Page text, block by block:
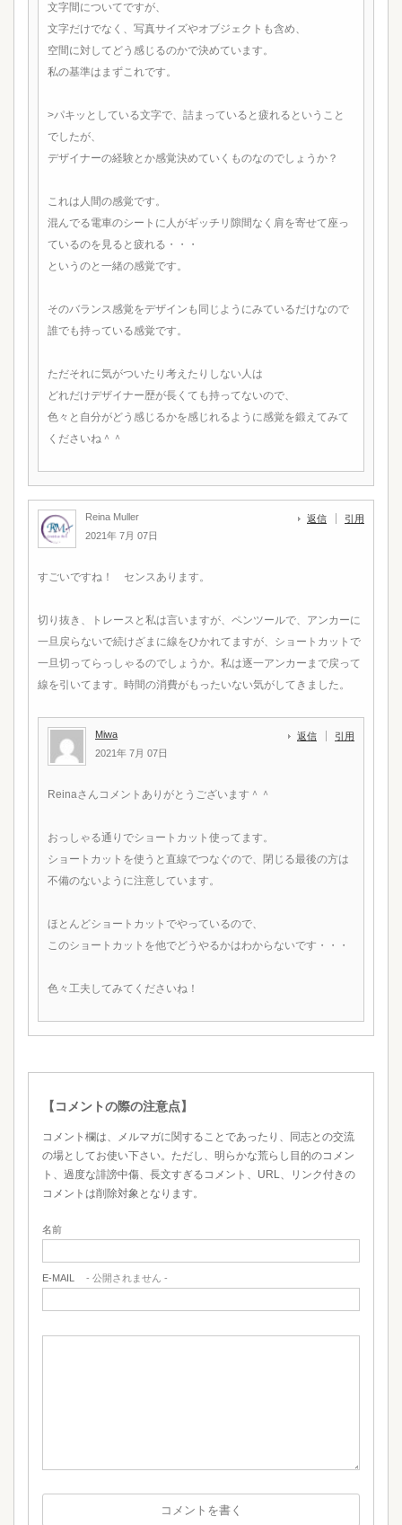
文字間についてですが、
文字だけでなく、写真サイズやオブジェクトも含め、
空間に対してどう感じるのかで決めています。
私の基準はまずこれです。
>パキッとしている文字で、詰まっていると疲れるということ
でしたが、
デザイナーの経験とか感覚決めていくものなのでしょうか？
これは人間の感覚です。
混んでる電車のシートに人がギッチリ隙間なく肩を寄せて座っ
ているのを見ると疲れる・・・
というのと一緒の感覚です。
そのバランス感覚をデザインも同じようにみているだけなので
誰でも持っている感覚です。
ただそれに気がついたり考えたりしない人は
どれだけデザイナー歴が長くても持ってないので、
色々と自分がどう感じるかを感じれるように感覚を鍛えてみて
くださいね＾＾
Reina Muller
2021年 7月 07日
返信 引用
すごいですね！ センスあります。
切り抜き、トレースと私は言いますが、ペンツールで、アンカーに
一旦戻らないで続けざまに線をひかれてますが、ショートカットで
一旦切ってらっしゃるのでしょうか。私は逐一アンカーまで戻って
線を引いてます。時間の消費がもったいない気がしてきました。
Miwa
2021年 7月 07日
返信 引用
Reinaさんコメントありがとうございます＾＾
おっしゃる通りでショートカット使ってます。
ショートカットを使うと直線でつなぐので、閉じる最後の方は
不備のないように注意しています。
ほとんどショートカットでやっているので、
このショートカットを他でどうやるかはわからないです・・・
色々工夫してみてくださいね！
【コメントの際の注意点】
コメント欄は、メルマガに関することであったり、同志との交流
の場としてお使い下さい。ただし、明らかな荒らし目的のコメン
ト、過度な誹謗中傷、長文すぎるコメント、URL、リンク付きの
コメントは削除対象となります。
名前
E-MAIL - 公開されません -